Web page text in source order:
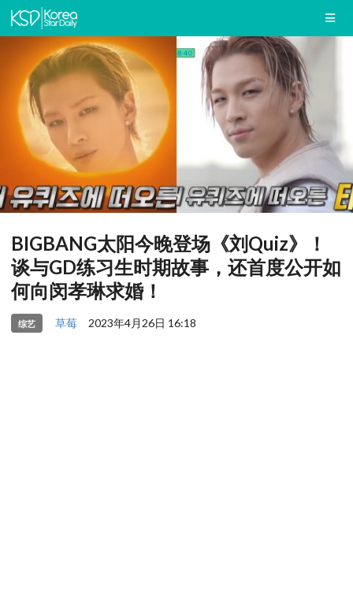
BIGBANG太阳今晚登场《刘Quiz》！
谈与GD练习生时期故事，还首度公开如
何向闵孝琳求婚！
综艺 草莓 2023年4月26日 16:18